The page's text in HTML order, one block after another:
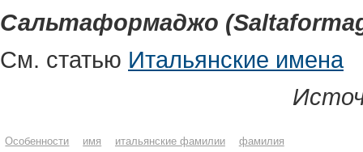
Сальтаформаджо
См. статью Итальянские имена
Особенности имя итальянские фамилии фамилия